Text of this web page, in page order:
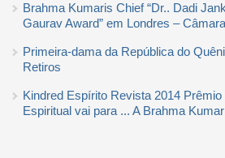
Brahma Kumaris Chief “Dr.. Dadi
Gaurav Award” em Londres –
Primeira-dama da República do
Retiros
Kindred Espírito Revista 2014
Espiritual vai para ... A Brahma